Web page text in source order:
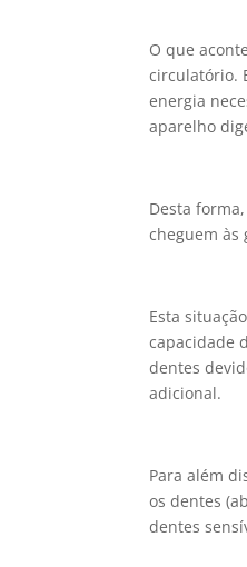
O que
circulatório.
energia
aparelho
Desta
cheguem às
Esta
capacidade
dentes
adicional.
Para além
os dentes
dentes